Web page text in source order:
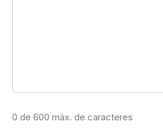
0 de 600 máx. de caracteres